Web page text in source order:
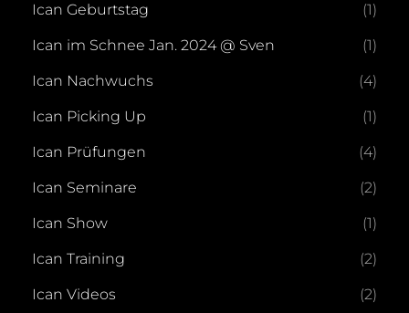
Ican Geburtstag (1)
Ican im Schnee Jan. 2024 @ Sven (1)
Ican Nachwuchs (4)
Ican Picking Up (1)
Ican Prüfungen (4)
Ican Seminare (2)
Ican Show (1)
Ican Training (2)
Ican Videos (2)